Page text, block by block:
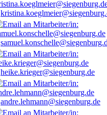
heike.krieger@siegenburg.de
andre.lehmann@siegenburg.de